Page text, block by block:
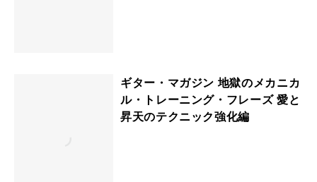
ギター・マガジン 地獄のメカニカ
ル・トレーニング・フレーズ 愛と
昇天のテクニック強化編